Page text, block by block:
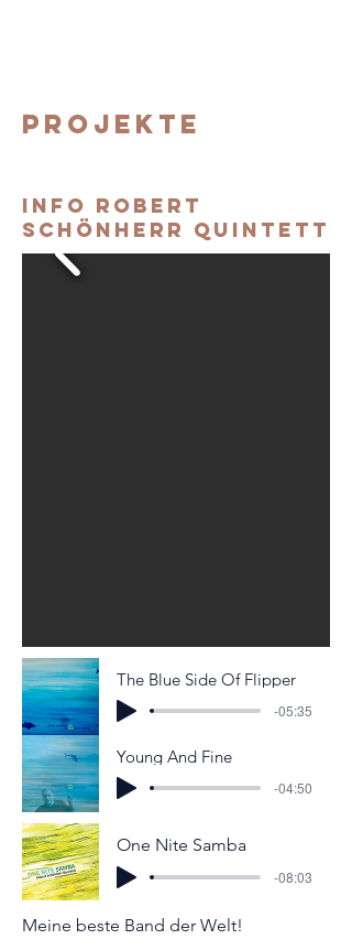
PROJEKTE
INFO ROBERT
SCHÖNHERR QUINTETT
The Blue Side Of Flipper
-05:35
Young And Fine
-04:50
One Nite Samba
-08:03
Meine beste Band der Welt!